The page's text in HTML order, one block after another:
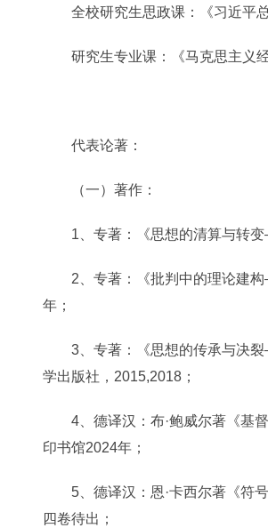
全校研究生思政课：《习近平总
研究生专业课：《马克思主义经
代表论著：
（一）著作：
1、专著：《思想的清算与转变
2、专著：《批判中的理论建构
年；
3、专著：《思想的传承与决裂
学出版社，2015,2018；
4、德译汉：布·鲍威尔著《基
印书馆2024年；
5、德译汉：恩·卡西尔著《符号
四卷待出；